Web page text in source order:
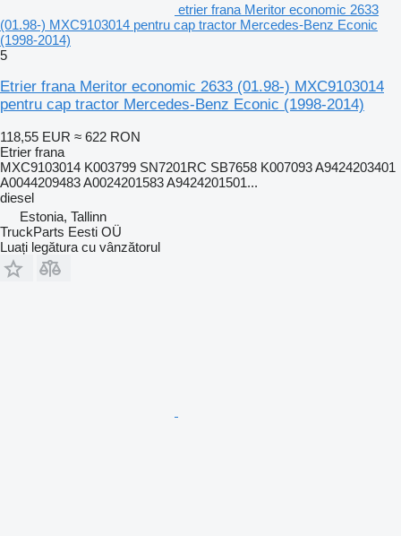
etrier frana Meritor economic 2633
(01.98-) MXC9103014 pentru cap tractor Mercedes-Benz Econic
(1998-2014)
5
Etrier frana Meritor economic 2633 (01.98-) MXC9103014
pentru cap tractor Mercedes-Benz Econic (1998-2014)
118,55 EUR ≈ 622 RON
Etrier frana
MXC9103014 K003799 SN7201RC SB7658 K007093 A9424203401
A0044209483 A0024201583 A9424201501...
diesel
Estonia, Tallinn
TruckParts Eesti OÜ
Luați legătura cu vânzătorul